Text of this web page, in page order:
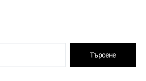
Търсене